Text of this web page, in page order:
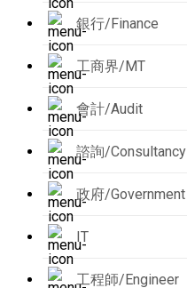
銀行/Finance
工商界/MT
會計/Audit
諮詢/Consultancy
政府/Government
IT
工程師/Engineer